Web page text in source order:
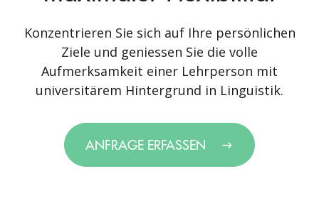
Konzentrieren Sie sich auf Ihre persönlichen
Ziele und geniessen Sie die volle
Aufmerksamkeit einer Lehrperson mit
universitärem Hintergrund in Linguistik.
ANFRAGE ERFASSEN